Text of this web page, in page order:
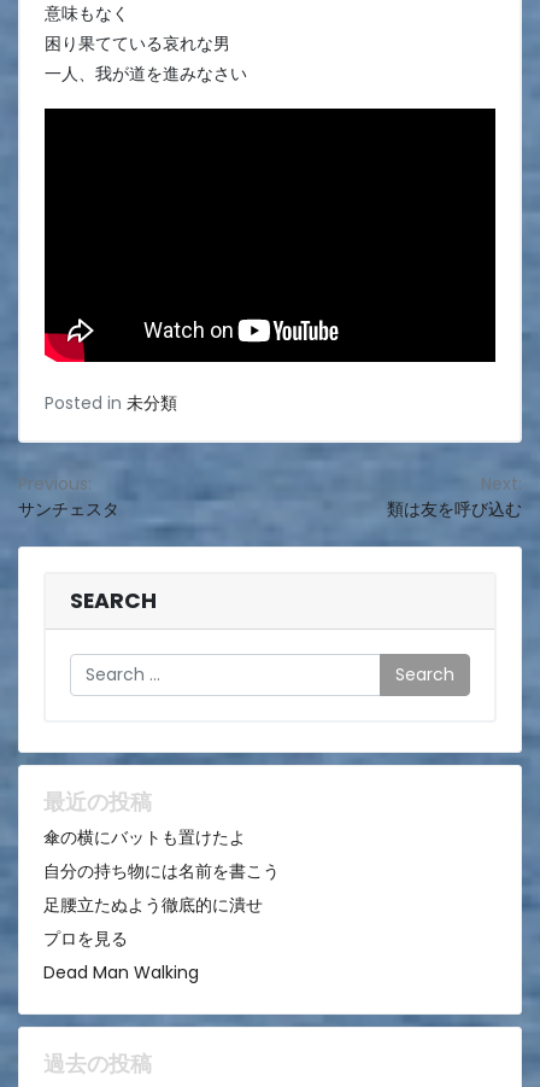
意味もなく
困り果てている哀れな男
一人、我が道を進みなさい
Posted in 未分類
投
稿
ョ
ン
Previous:
サンチェスタ
Next:
類は友を呼び込む
SEARCH
Search
最近の投稿
傘の横にバットも置けたよ
自分の持ち物には名前を書こう
足腰立たぬよう徹底的に潰せ
プロを見る
Dead Man Walking
過去の投稿